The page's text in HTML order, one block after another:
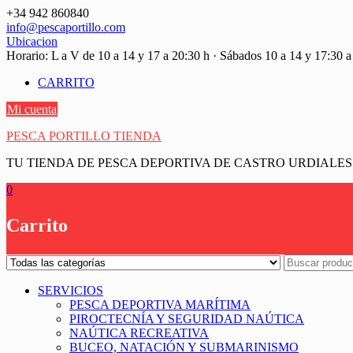
Saltar
contenido
+34 942 860840
info@pescaportillo.com
Ubicacion
Horario: L a V de 10 a 14 y 17 a 20:30 h · Sábados 10 a 14 y 17:30
CARRITO
Mi cuenta
PESCA PORTILLO TIENDA
TU TIENDA DE PESCA DEPORTIVA DE CASTRO URDIALES
0
Carrito
SERVICIOS
PESCA DEPORTIVA MARÍTIMA
PIROCTECNÍA Y SEGURIDAD NAÚTICA
NAÚTICA RECREATIVA
BUCEO, NATACIÓN Y SUBMARINISMO